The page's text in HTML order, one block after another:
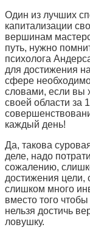
Один из лучших
капитализации
вершинам
путь, нужно
психолога
для достижения
сфере
словами, если вы
своей области за
каждый день!
Да, такова
деле, надо
сожалению,
достижения цели,
слишком много
вместо того
нельзя достичь
ловушку.